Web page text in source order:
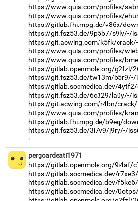
https://www.quia.com/profiles/
https://www.quia.com/profiles/
https://gitlab.fhi.mpg.de/v86x/
https://git.fsz53.de/9p5b7/s9lv/-/
https://git.acwing.com/k5fk/
https://www.quia.com/profiles/
https://www.quia.com/profiles/
https://gitlab.openmole.org/g2fzl/
https://git.fsz53.de/tw13m/b5r9/-/
https://gitlab.socmedica.dev/
https://git.fsz53.de/6c329/la0y/-/
https://git.acwing.com/r4bn/
https://www.quia.com/profiles/
https://gitlab.fhi.mpg.de/b9eq/
https://git.fsz53.de/3i7v9/j9ry/-/
·
pergcardeati1971
https://gitlab.openmole.org/9i4af/
https://gitlab.socmedica.dev/
https://gitlab.socmedica.dev/
https://gitlab.socmedica.dev/